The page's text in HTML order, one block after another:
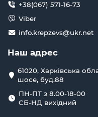
+38(067) 571-16-73
Viber
info.krepzevs@ukr.net
Наш адрес
61020, Харківська
шосе, буд.88
ПН-ПТ з 8.00-18-00
СБ-НД вихідний